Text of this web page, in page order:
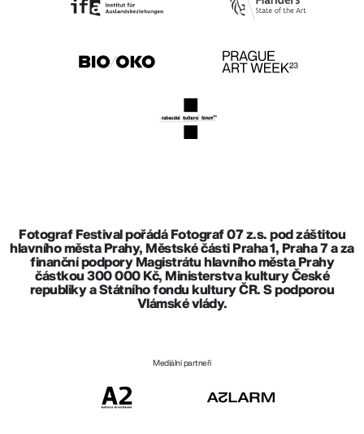
Fotograf Festival pořádá Fotograf 07 z.s. pod záštitou
hlavního města Prahy, Městské části Praha 1, Praha 7 a za
finanční podpory Magistrátu hlavního města Prahy
částkou 300 000 Kč, Ministerstva kultury České
republiky a Státního fondu kultury ČR. S podporou
Vlámské vlády.
Mediální partneři